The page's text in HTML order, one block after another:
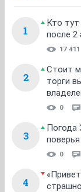
1
Кто тут
после 2
17 411
2
Стоит
торги
0
3
Погода
0
4